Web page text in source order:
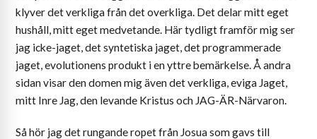
klyver det verkliga från det overkliga. Det delar mitt eget
hushåll, mitt eget medvetande. Här tydligt framför mig ser
jag icke-jaget, det syntetiska jaget, det programmerade
jaget, evolutionens produkt i en yttre bemärkelse. Å andra
sidan visar den domen mig även det verkliga, eviga Jaget,
mitt Inre Jag, den levande Kristus och JAG-ÄR-Närvaron.
Så hör jag det rungande ropet från Josua som gavs till